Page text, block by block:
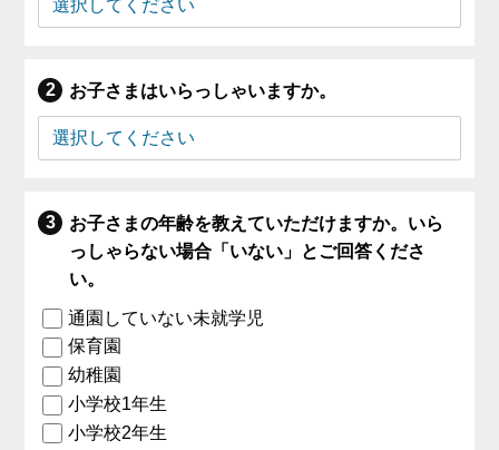
お子さまはいらっしゃいますか。
お子さまの年齢を教えていただけますか。いら
っしゃらない場合「いない」とご回答くださ
い。
通園していない未就学児
保育園
幼稚園
小学校1年生
小学校2年生